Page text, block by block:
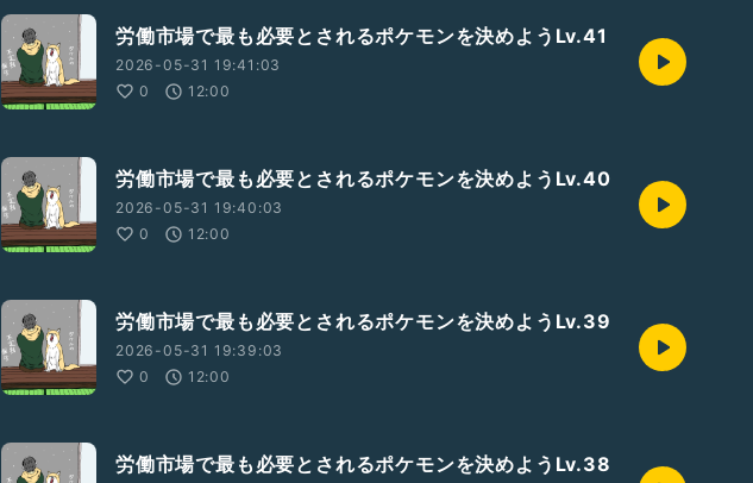
労働市場で最も必要とされるポケモンを決めようLv.41
2026-05-31 19:41:03
0
12:00
労働市場で最も必要とされるポケモンを決めようLv.40
2026-05-31 19:40:03
0
12:00
労働市場で最も必要とされるポケモンを決めようLv.39
2026-05-31 19:39:03
0
12:00
労働市場で最も必要とされるポケモンを決めようLv.38